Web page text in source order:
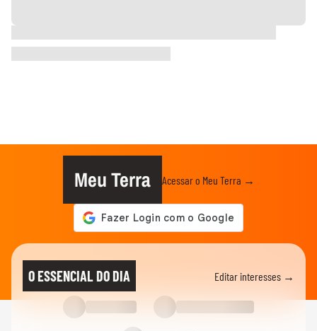
Meu Terra Acessar o Meu Terra →
O ESSENCIAL DO DIA Editar interesses →